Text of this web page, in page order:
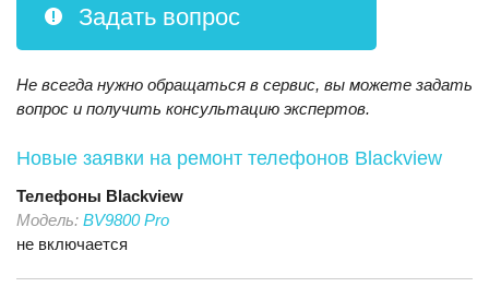
Задать вопрос
Не всегда нужно обращаться в сервис, вы можете задать
вопрос и получить консультацию экспертов.
Новые заявки на ремонт телефонов Blackview
Телефоны Blackview
Модель: BV9800 Pro
не включается